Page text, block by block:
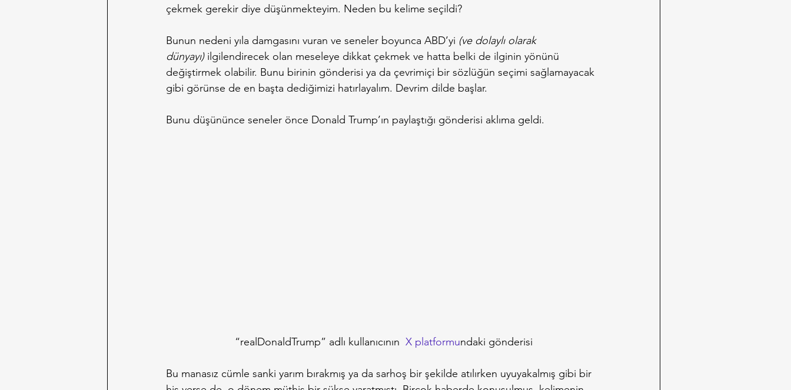
çekmek gerekir diye düşünmekteyim. Neden bu kelime seçildi?
Bunun nedeni yıla damgasını vuran ve seneler boyunca ABD’yi (ve dolaylı olarak
dünyayı) ilgilendirecek olan meseleye dikkat çekmek ve hatta belki de ilginin yönünü
değiştirmek olabilir. Bunu birinin gönderisi ya da çevrimiçi bir sözlüğün seçimi sağlamayacak
gibi görünse de en başta dediğimizi hatırlayalım. Devrim dilde başlar.
Bunu düşününce seneler önce Donald Trump’ın paylaştığı gönderisi aklıma geldi.
“realDonaldTrump” adlı kullanıcının X platformundaki gönderisi
Bu manasız cümle sanki yarım bırakmış ya da sarhoş bir şekilde atılırken uyuyakalmış gibi bir